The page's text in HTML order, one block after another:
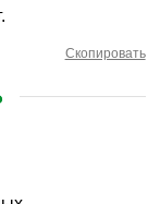
Скопировать